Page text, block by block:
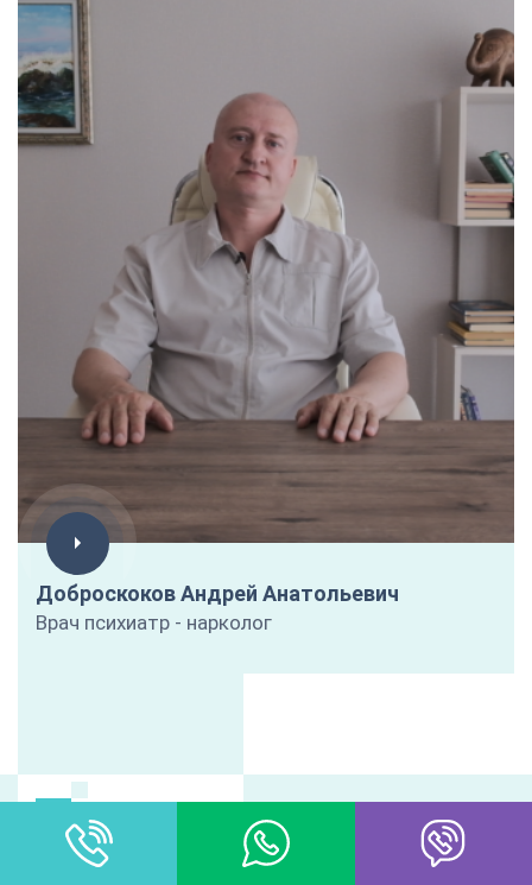
Доброскоков Андрей Анатольевич
Врач психиатр - нарколог
ЦЕНЫ